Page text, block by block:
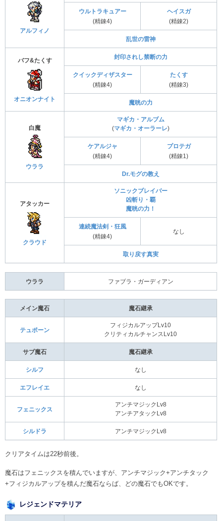
アルフィノ
ウルトラキュアー
(精錬4)
ヘイスガ
(精錬2)
乱世の雷神
バフ&たくす
オニオンナイト
封印されし禁断の力
クイックディザスター
(精錬4)
たくす
(精錬3)
魔晄の力
白魔
ウララ
マギカ・アルブム
(マギカ・オーラーレ)
ケアルジャ
(精錬4)
プロテガ
(精錬1)
Dr.モグの教え
アタッカー
クラウド
ソニックブレイバー
凶斬り・覇
魔晄の力！
連続魔法剣・狂風
(精錬4)
なし
取り戻す真実
ウララ ファブラ・ガーディアン
メイン魔石 魔石継承
テュポーン
フィジカルアップLv10
クリティカルチャンスLv10
サブ魔石 魔石継承
シルフ なし
エフレイエ なし
フェニックス
アンチマジックLv8
アンチアタックLv8
シルドラ アンチマジックLv8
クリアタイムは22秒前後。
魔石はフェニックスを積んでいますが、アンチマジック+アンチタック
+フィジカルアップを積んだ魔石ならば、どの魔石でもOKです。
レジェンドマテリア